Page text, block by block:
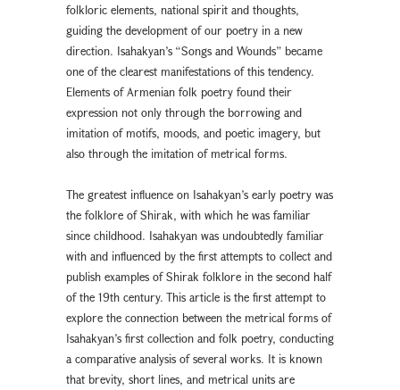
folkloric elements, national spirit and thoughts,
guiding the development of our poetry in a new
direction. Isahakyan’s “Songs and Wounds” became
one of the clearest manifestations of this tendency.
Elements of Armenian folk poetry found their
expression not only through the borrowing and
imitation of motifs, moods, and poetic imagery, but
also through the imitation of metrical forms.
The greatest influence on Isahakyan’s early poetry was
the folklore of Shirak, with which he was familiar
since childhood. Isahakyan was undoubtedly familiar
with and influenced by the first attempts to collect and
publish examples of Shirak folklore in the second half
of the 19th century. This article is the first attempt to
explore the connection between the metrical forms of
Isahakyan’s first collection and folk poetry, conducting
a comparative analysis of several works. It is known
that brevity, short lines, and metrical units are